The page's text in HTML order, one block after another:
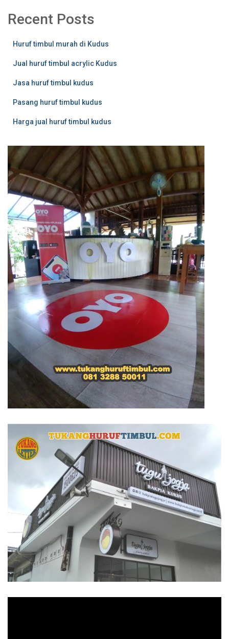
Recent Posts
Huruf timbul murah di Kudus
Jual huruf timbul acrylic Kudus
Jasa huruf timbul kudus
Pasang huruf timbul kudus
Harga jual huruf timbul kudus